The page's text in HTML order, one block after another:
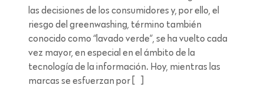
las decisiones de los consumidores y, por ello, el
riesgo del greenwashing, término también
conocido como “lavado verde”, se ha vuelto cada
vez mayor, en especial en el ámbito de la
tecnología de la información. Hoy, mientras las
marcas se esfuerzan por […]